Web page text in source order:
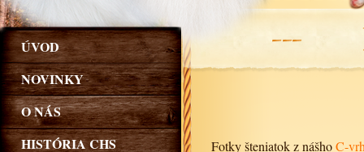
ÚVOD
NOVINKY
O NÁS
HISTÓRIA CHS
.
Fotky šteniatok z nášhoC-